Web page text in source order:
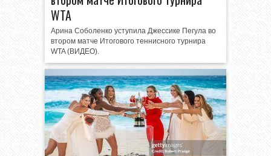
WTA
Арина Соболенко уступила Джессике Пегула во
втором матче Итогового теннисного турнира
WTA (ВИДЕО).